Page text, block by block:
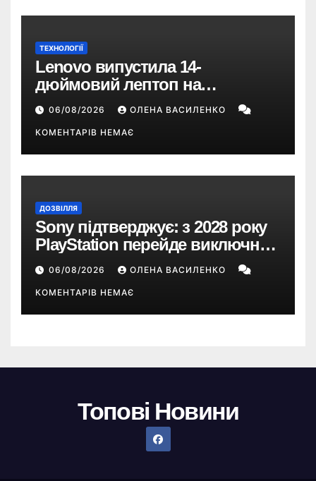
ТЕХНОЛОГІЇ
Lenovo випустила 14-
дюймовий лептоп на
Snapdragon X2 з автономністю
понад 33 години
06/08/2026 ОЛЕНА ВАСИЛЕНКО
КОМЕНТАРІВ НЕМАЄ
ДОЗВІЛЛЯ
Sony підтверджує: з 2028 року
PlayStation перейде виключно
на цифрові ігри
06/08/2026 ОЛЕНА ВАСИЛЕНКО
КОМЕНТАРІВ НЕМАЄ
Топові Новини